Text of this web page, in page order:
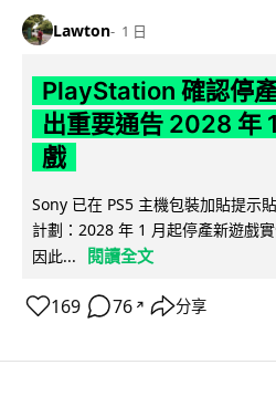
Lawton 1 日
PlayStation 確認停
出重要通告 2028 年
戲
Sony 已在 PS5 主機包裝加貼提示
計劃：2028 年 1 月起停產新遊戲
因此...
閱讀全文
169 76 ↗ 分享